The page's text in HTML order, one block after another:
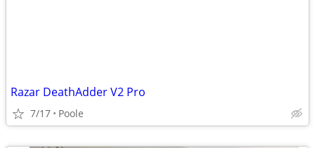
Razar DeathAdder V2 Pro
7/17 Poole